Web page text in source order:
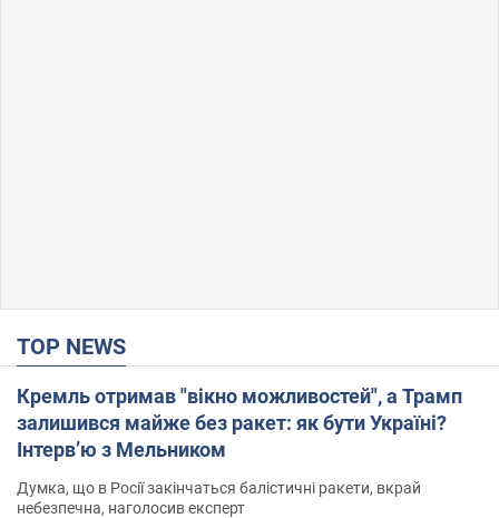
TOP NEWS
Кремль отримав "вікно можливостей", а Трамп
залишився майже без ракет: як бути Україні?
Інтерв’ю з Мельником
Думка, що в Росії закінчаться балістичні ракети, вкрай
небезпечна, наголосив експерт